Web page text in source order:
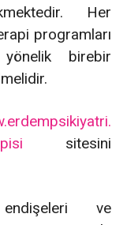
Her
programları
birebir
sitesini
endişeleri ve